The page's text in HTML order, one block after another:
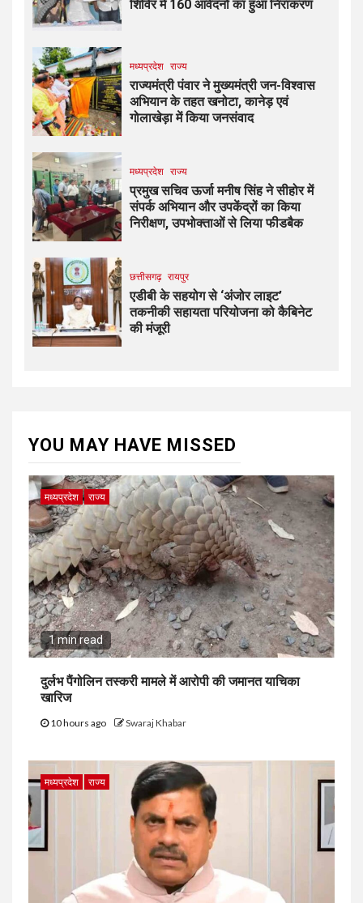
शिविर में 160 आवेदनों का हुआ निराकरण
मध्यप्रदेश राज्य
राज्यमंत्री पंवार ने मुख्यमंत्री जन-विश्वास
अभियान के तहत खनोटा, कानेड़ एवं
गोलाखेड़ा में किया जनसंवाद
मध्यप्रदेश राज्य
प्रमुख सचिव ऊर्जा मनीष सिंह ने सीहोर में
संपर्क अभियान और उपकेंद्रों का किया
निरीक्षण, उपभोक्ताओं से लिया फीडबैक
छत्तीसगढ़ रायपुर
एडीबी के सहयोग से ‘अंजोर लाइट’
तकनीकी सहायता परियोजना को कैबिनेट
की मंजूरी
YOU MAY HAVE MISSED
मध्यप्रदेश राज्य
1 min read
दुर्लभ पैंगोलिन तस्करी मामले में आरोपी की जमानत याचिका
खारिज
10 hours ago Swaraj Khabar
मध्यप्रदेश राज्य